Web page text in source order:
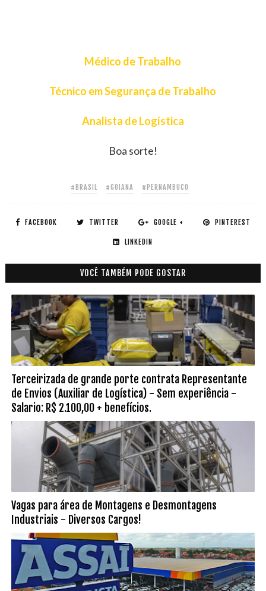
Médico de Trabalho
Técnico em Segurança de Trabalho
Analista de Logística
Boa sorte!
#BRASIL #GOIANA #PERNAMBUCO
FACEBOOK TWITTER GOOGLE + PINTEREST
LINKEDIN
VOCÊ TAMBÉM PODE GOSTAR
Terceirizada de grande porte contrata Representante
de Envios (Auxiliar de Logística) - Sem experiência -
Salario: R$ 2.100,00 + benefícios.
Vagas para área de Montagens e Desmontagens
Industriais - Diversos Cargos!